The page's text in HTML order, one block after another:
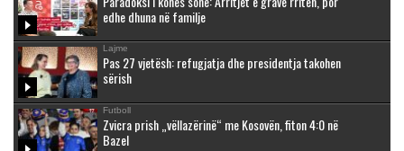
edhe dhuna në familje
Lajme
Pas 27 vjetësh: refugjatja dhe presidentja takohen
sërish
Futboll
Zvicra prish „vëllazërinë“ me Kosovën, fiton 4:0 në
Bazel